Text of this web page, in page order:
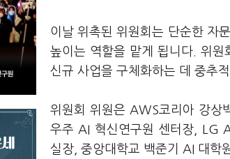
이날 위촉된 위원회는 단순한 자
높이는 역할을 맡게 됩니다. 위원
신규 사업을 구체화하는 데 중추
위원회 위원은 AWS코리아 강상
우주 AI 혁신연구원 센터장, LG
실장, 중앙대학교 백준기 AI 대학